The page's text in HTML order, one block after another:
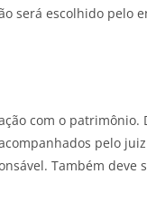
será escolhido pelo
com o
pelo
Também